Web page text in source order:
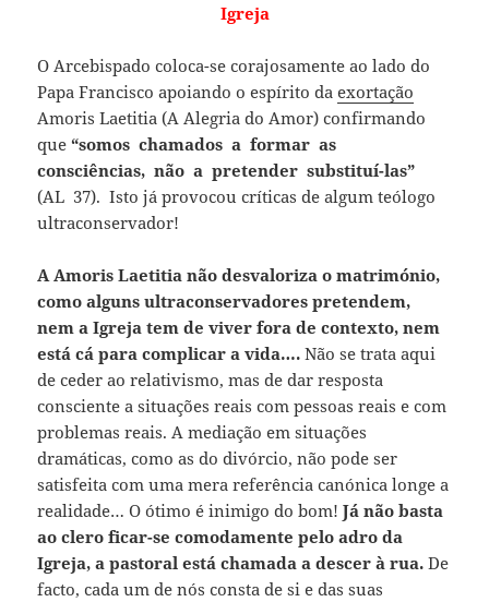
Igreja
O Arcebispado coloca-se corajosamente ao lado do
Papa Francisco apoiando o espírito daexortação
Amoris Laetitia (A Alegria do Amor) confirmando
que“somos chamados a formar as
consciências, não a pretender substituí-las”
(AL 37). Isto já provocou críticas de algum teólogo
ultraconservador!
A Amoris Laetitia não desvaloriza o matrimónio,
como alguns ultraconservadores pretendem,
nem a Igreja tem de viver fora de contexto, nem
está cá para complicar a vida…. Não se trata aqui
de ceder ao relativismo, mas de dar resposta
consciente a situações reais com pessoas reais e com
problemas reais. A mediação em situações
dramáticas, como as do divórcio, não pode ser
satisfeita com uma mera referência canónica longe a
realidade… O ótimo é inimigo do bom! Já não basta
ao clero ficar-se comodamente pelo adro da
Igreja, a pastoral está chamada a descer à rua. De
facto, cada um de nós consta de si e das suas